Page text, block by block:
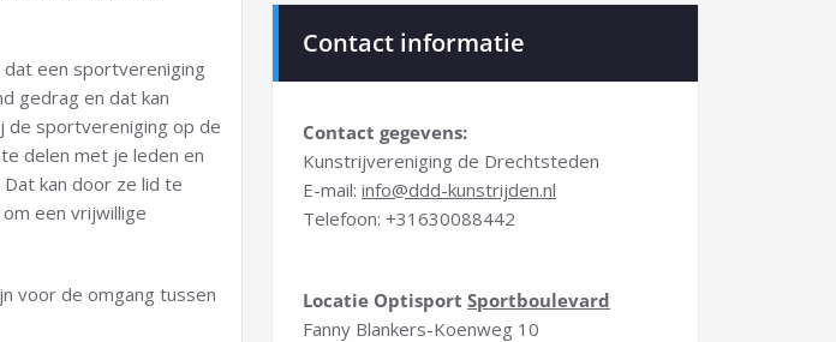
dat een sportvereniging
gedrag en dat kan
de sportvereniging op de
delen met je leden en
kan door ze lid te
een vrijwillige
voor de omgang tussen
Contact informatie
Contact gegevens:
Kunstrijvereniging de Drechtsteden
E-mail: info@ddd-kunstrijden.nl
Telefoon: +31 630088442
Locatie Optisport Sportboulevard
Fanny Blankers-Koenweg 10